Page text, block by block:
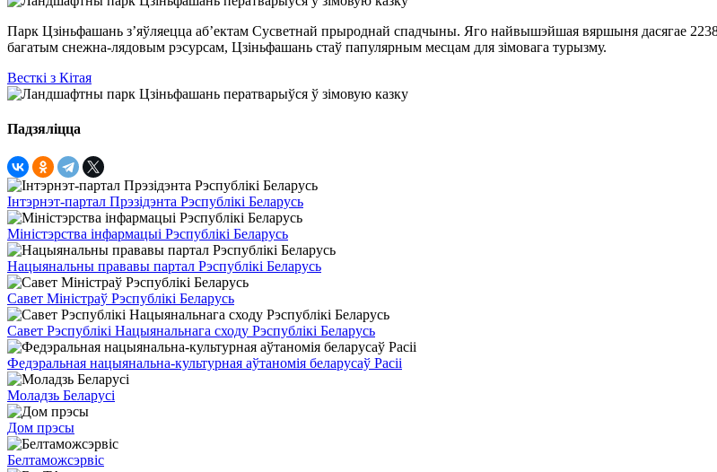
Парк Цзіньфашань з’яўляецца аб’ектам Сусветнай прыроднай спадчыны. Яго найвышэйшая вяршыня дасягае
багатым снежна-лядовым рэсурсам, Цзіньфашань стаў папулярным месцам для зімовага турызму.
Весткі з Кітая
Падзяліцца
Інтэрнэт-партал Прэзідэнта Рэспублікі Беларусь
Міністэрства інфармацыі Рэспублікі Беларусь
Нацыянальны прававы партал Рэспублікі Беларусь
Савет Міністраў Рэспублікі Беларусь
Савет Рэспублікі Нацыянальнага сходу Рэспублікі Беларусь
Федэральная нацыянальна-культурная аўтаномія беларусаў Расіі
Моладзь Беларусі
Дом прэсы
Белтаможсэрвіс